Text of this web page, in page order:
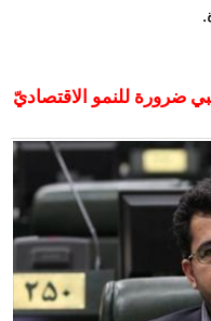
ضرورة للنمو الاقتصاديّ